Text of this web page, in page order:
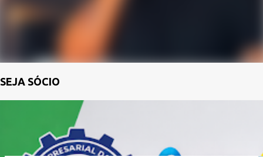
SEJA SÓCIO